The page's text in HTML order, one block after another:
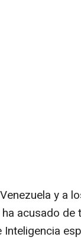
y a
acusado de